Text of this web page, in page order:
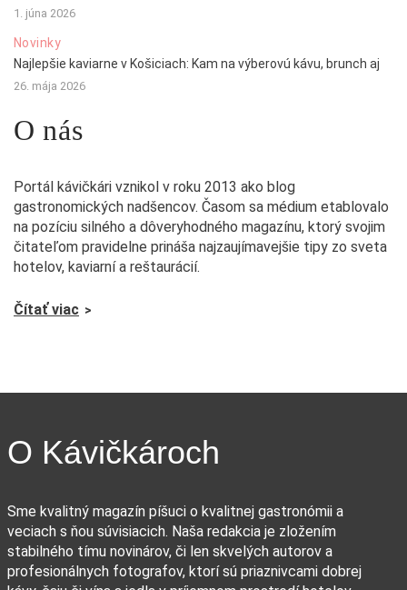
1. júna 2026
Novinky
Najlepšie kaviarne v Košiciach: Kam na výberovú kávu, brunch aj
26. mája 2026
O nás
Portál kávičkári vznikol v roku 2013 ako blog
gastronomických nadšencov. Časom sa médium etablovalo
na pozíciu silného a dôveryhodného magazínu, ktorý svojim
čitateľom pravidelne prináša najzaujímavejšie tipy zo sveta
hotelov, kaviarní a reštaurácií.
Čítať viac
O Kávičkároch
Sme kvalitný magazín píšuci o kvalitnej gastronómii a
veciach s ňou súvisiacich. Naša redakcia je zložením
stabilného tímu novinárov, či len skvelých autorov a
profesionálnych fotografov, ktorí sú priaznivcami dobrej